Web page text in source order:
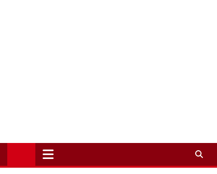
Zpravodajství-info.cz
Aktuality a informace on-line